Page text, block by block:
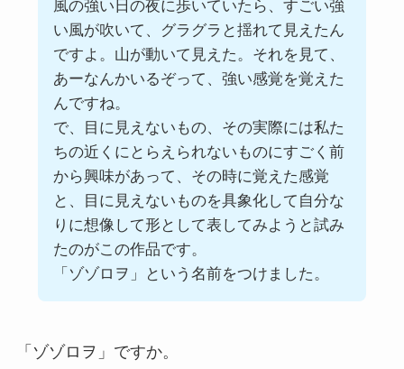
風の強い日の夜に歩いていたら、すごい強
い風が吹いて、グラグラと揺れて見えたん
ですよ。山が動いて見えた。それを見て、
あーなんかいるぞって、強い感覚を覚えた
んですね。
で、目に見えないもの、その実際には私た
ちの近くにとらえられないものにすごく前
から興味があって、その時に覚えた感覚
と、目に見えないものを具象化して自分な
りに想像して形として表してみようと試み
たのがこの作品です。
「ゾゾロヲ」という名前をつけました。
「ゾゾロヲ」ですか。